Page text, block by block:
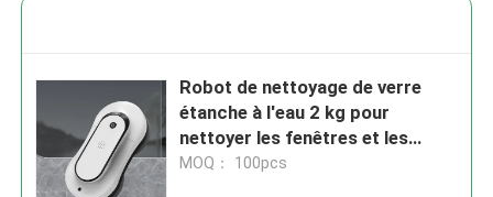
Robot de nettoyage de verre
étanche à l'eau 2 kg pour
nettoyer les fenêtres et les
miroirs
MOQ： 100pcs